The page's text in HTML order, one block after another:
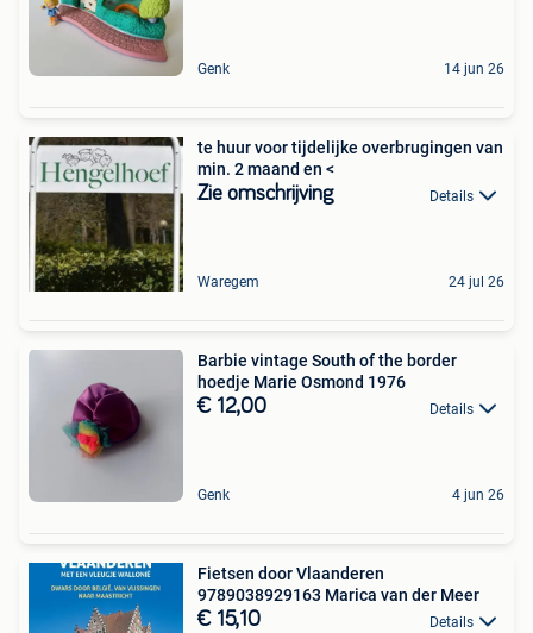
Genk 14 jun 26
te huur voor tijdelijke overbrugingen van
min. 2 maand en <
Zie omschrijving Details
Waregem 24 jul 26
Barbie vintage South of the border
hoedje Marie Osmond 1976
€ 12,00 Details
Genk 4 jun 26
Fietsen door Vlaanderen
9789038929163 Marica van der Meer
€ 15,10 Details